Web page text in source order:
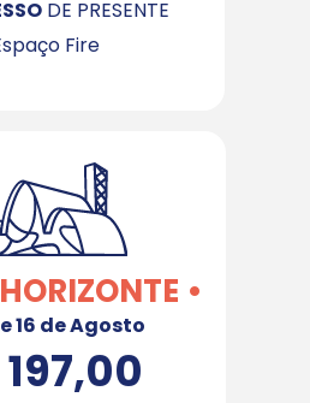
•
e 16 de Agosto
197,00
DE PRESENTE
Fire